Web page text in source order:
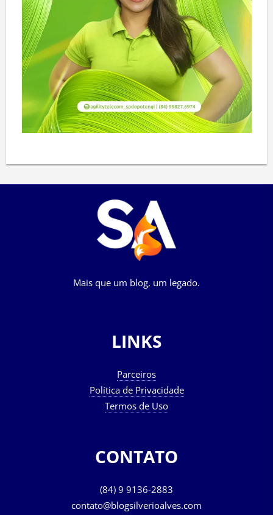
Mais que um blog, um legado.
LINKS
Parceiros
Política de Privacidade
Termos de Uso
CONTATO
(84) 9 9136-2883
contato@blogsilverioalves.com